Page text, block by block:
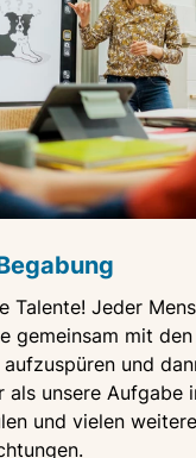
Talente! Jeder
gemeinsam mit
und
als unsere Aufgabe
und vielen